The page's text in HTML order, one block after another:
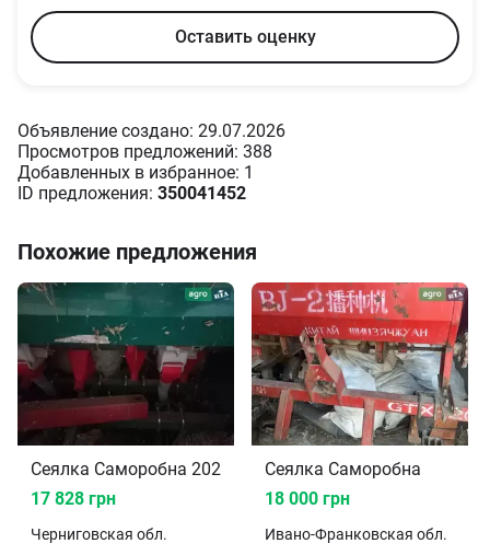
Оставить оценку
Объявление создано: 29.07.2026
Просмотров предложений: 388
Добавленных в избранное: 1
ID предложения: 350041452
Похожие предложения
Сеялка Саморобна 2020
17 828 грн
Черниговская обл.
Сеялка Саморобна
18 000 грн
Ивано-Франковская обл.